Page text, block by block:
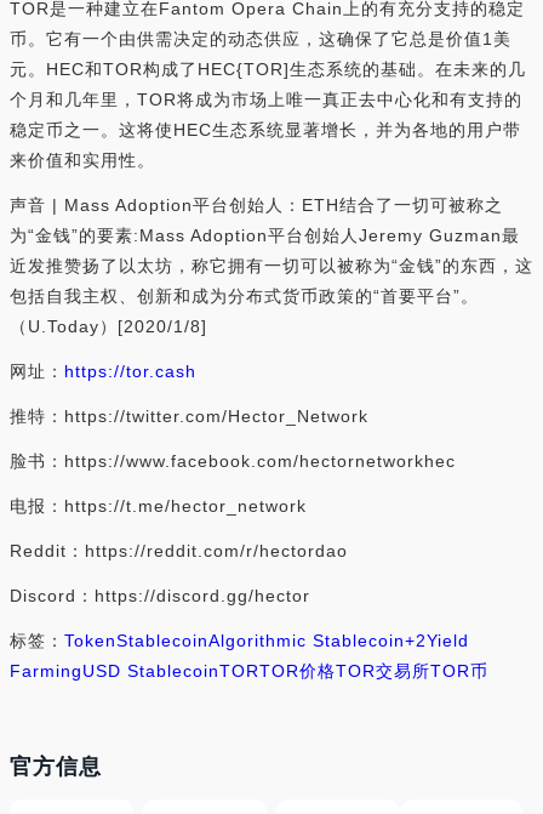
TOR是一种建立在Fantom Opera Chain上的有充分支持的稳定
币。它有一个由供需决定的动态供应，这确保了它总是价值1美
元。HEC和TOR构成了HEC{TOR]生态系统的基础。在未来的几
个月和几年里，TOR将成为市场上唯一真正去中心化和有支持的
稳定币之一。这将使HEC生态系统显著增长，并为各地的用户带
来价值和实用性。
声音 | Mass Adoption平台创始人：ETH结合了一切可被称之
为“金钱”的要素:Mass Adoption平台创始人Jeremy Guzman最
近发推赞扬了以太坊，称它拥有一切可以被称为“金钱”的东西，这
包括自我主权、创新和成为分布式货币政策的“首要平台”。
（U.Today）[2020/1/8]
网址： https://tor.cash
推特：https://twitter.com/Hector_Network
脸书：https://www.facebook.com/hectornetworkhec
电报：https://t.me/hector_network
Reddit：https://reddit.com/r/hectordao
Discord：https://discord.gg/hector
标签： TokenStablecoinAlgorithmic Stablecoin+2Yield
FarmingUSD StablecoinTORTOR价格TOR交易所TOR币
官方信息